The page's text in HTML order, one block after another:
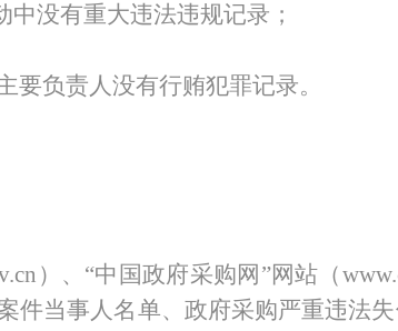
没有重大违法违规记录；
要负责人没有行贿犯罪记录。
）、“中国政府采购网”网站（
件当事人名单、政府采购严重违法